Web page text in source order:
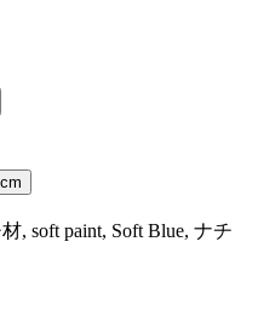
, soft paint, Soft Blue, ナチ